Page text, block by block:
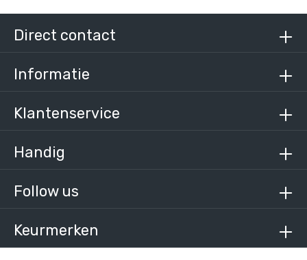
€ 579,36 incl. BTW
Follow us
Keurmerken
Direct contact
Informatie
Klantenservice
Handig